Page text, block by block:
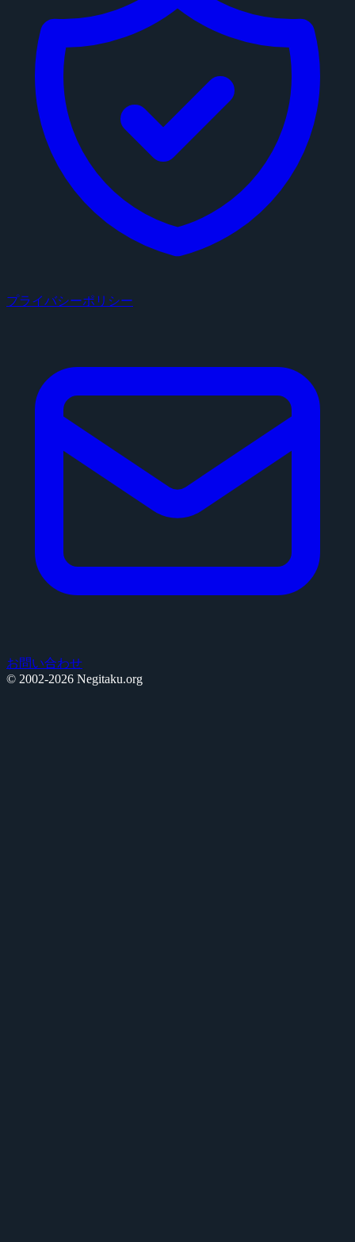
プライバシーポリシー
お問い合わせ
© 2002-2026 Negitaku.org